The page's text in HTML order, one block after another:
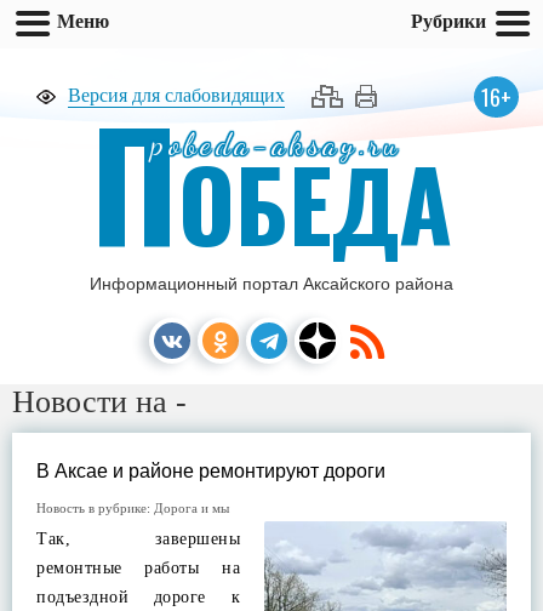
Версия для слабовидящих 16+
pobeda-aksay.ru
ПОБЕДА
Информационный портал Аксайского района
Новости на -
В Аксае и районе ремонтируют дороги
Новость в рубрике: Дорога и мы
Так, завершены
ремонтные работы на
подъездной дороге к
Меню Рубрики